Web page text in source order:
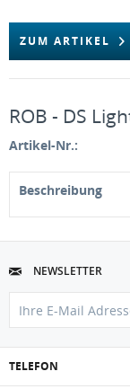
ZUM ARTIKEL
ROB - DS
Artikel-Nr.:
Beschreibung
NEWSLETTER
TELEFON